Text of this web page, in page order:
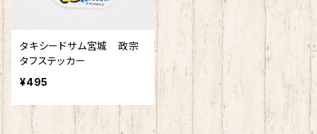
タキシードサム宮城 政宗
タフステッカー
¥495